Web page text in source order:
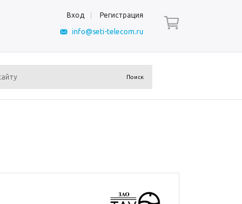
Вход Регистрация
info@seti-telecom.ru